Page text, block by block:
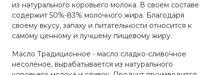
из натурального коровьего молока. В своем составе
содержит 50%-83% молочного жира. Благодаря
своему вкусу, запаху и питательности относится к
самому ценному и лучшему пищевому жиру.
Масло Традиционное - масло сладко-сливочное
несолёное, вырабатывается из натурального